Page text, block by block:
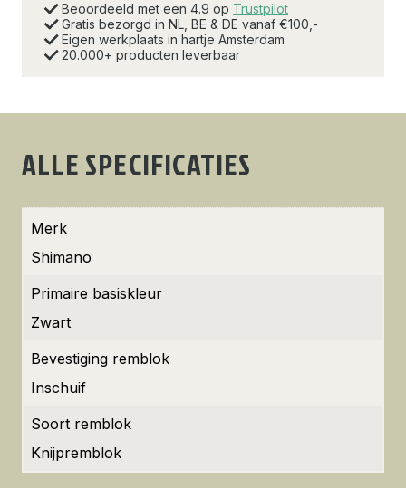
Beoordeeld met een 4.9 op Trustpilot
Gratis bezorgd in NL, BE & DE vanaf €100,-
Eigen werkplaats in hartje Amsterdam
20.000+ producten leverbaar
ALLE SPECIFICATIES
Merk
Shimano
Primaire basiskleur
Zwart
Bevestiging remblok
Inschuif
Soort remblok
Knijpremblok